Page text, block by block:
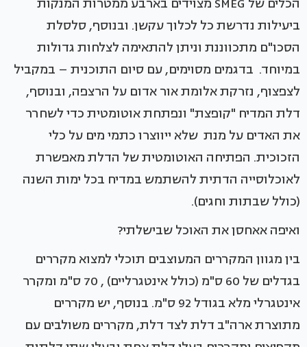
ביעילות נדרשת כל לכלוך עקשן. ובנוסף, סלסלת
הסכו"ם מתכווננת וניתן להתאימה לצלחות גדולות
במיוחד. בדגמים מסוימים, עם סיום התוכנית – במקביל
לצפצוף, נזרקת אלומת אור אדום על הרצפה, ובנוסף,
דלת המדיח "קופצת" ונפתחת אוטומטית כדי לשחרר
את האדים על מנת שלא ייווצרו כתמי מים על כלי
הזכוכית. הפתיחה האוטומטית של הדלת מאפשרת
לאוכלוסייה הדתית להשתמש במדיח בכל ימות השנה
(כולל שבתות וחגים).
ואיפה אאחסן את האוכל שבישלתי?
בין מגוון המקררים המעוצבים תוכלי למצוא מקררים
בגדלים של 60 ס"מ (כולל אינטגרליים) , 70 ס"מ ומקרר
אינטגרלי מלא בגודל 92 ס"מ. בנוסף, יש מקררים
מתוצרת ארה"ב דלת לצד דלת, מקררים משולבים עם